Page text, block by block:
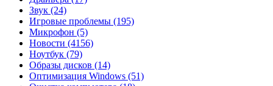
Звук (24)
Игровые проблемы (195)
Микрофон (5)
Новости (4156)
Ноутбук (79)
Образы дисков (14)
Оптимизация Windows (51)